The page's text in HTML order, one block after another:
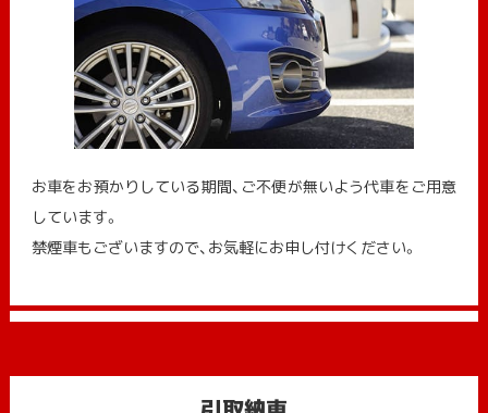
お車をお預かりしている期間、ご不便が無いよう代車をご用意
しています。
禁煙車もございますので、お気軽にお申し付けください。